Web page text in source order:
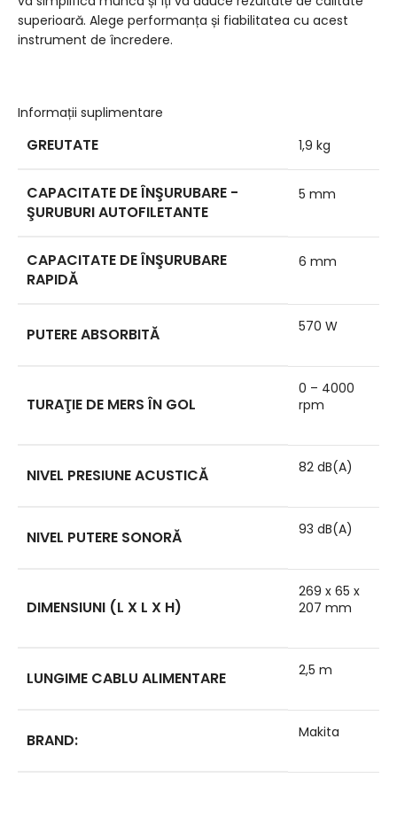
superioară. Alege performanța și fiabilitatea cu acest
instrument de încredere.
Informații suplimentare
GREUTATE 1,9 kg
CAPACITATE DE ÎNŞURUBARE -
ŞURUBURI AUTOFILETANTE
5 mm
CAPACITATE DE ÎNŞURUBARE
RAPIDĂ
6 mm
PUTERE ABSORBITĂ 570 W
TURAŢIE DE MERS ÎN GOL
0 – 4000
rpm
NIVEL PRESIUNE ACUSTICĂ 82 dB(A)
NIVEL PUTERE SONORĂ 93 dB(A)
DIMENSIUNI (L X L X H)
269 x 65 x
207 mm
LUNGIME CABLU ALIMENTARE 2,5 m
BRAND: Makita